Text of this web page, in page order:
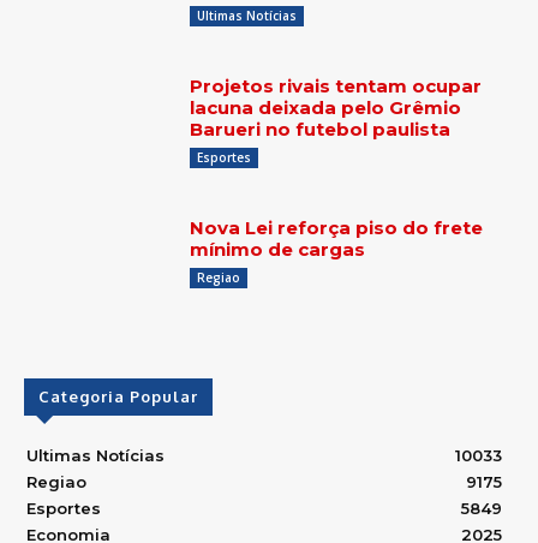
Ultimas Notícias
Projetos rivais tentam ocupar
lacuna deixada pelo Grêmio
Barueri no futebol paulista
Esportes
Nova Lei reforça piso do frete
mínimo de cargas
Regiao
Categoria Popular
Ultimas Notícias
10033
Regiao
9175
Esportes
5849
Economia
2025